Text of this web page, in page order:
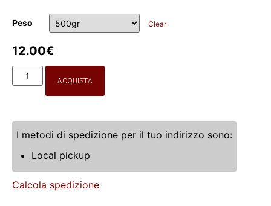
Peso Clear
12.00€
ACQUISTA
I metodi di spedizione per il tuo indirizzo sono:
Local pickup
Calcola spedizione